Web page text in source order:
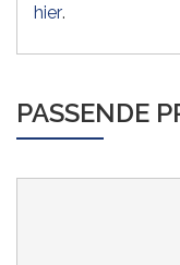
hier.
PASSENDE